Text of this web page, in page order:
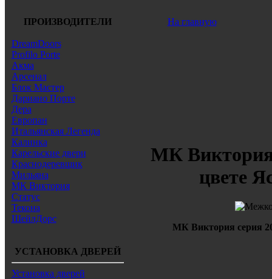
ПРОИЗВОДИТЕЛИ
DreamDoors
Profilo Porte
Акма
Арсенал
Блок Мастер
Дариано Порте
Дера
Европан
Итальянская Легенда
Калинка
Карельские двери
Краснодеревщик
Мильяна
МК Виктория
Статус
Текона
ШейлДорс
УСТАНОВКА ДВЕРЕЙ
Установка дверей
На главную
МК
цвете
МК Виктория серия